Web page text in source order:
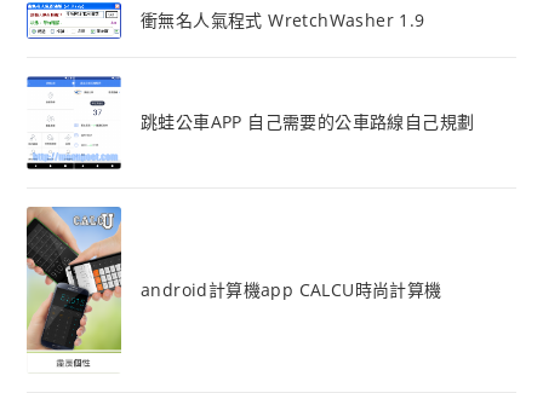
衝無名人氣程式 WretchWasher 1.9
跳蛙公車APP 自己需要的公車路線自己規劃
android計算機app CALCU時尚計算機